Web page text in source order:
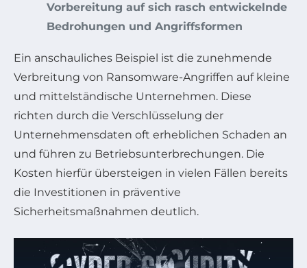
Vorbereitung auf sich rasch entwickelnde
Bedrohungen und Angriffsformen
Ein anschauliches Beispiel ist die zunehmende
Verbreitung von Ransomware-Angriffen auf kleine
und mittelständische Unternehmen. Diese
richten durch die Verschlüsselung der
Unternehmensdaten oft erheblichen Schaden an
und führen zu Betriebsunterbrechungen. Die
Kosten hierfür übersteigen in vielen Fällen bereits
die Investitionen in präventive
Sicherheitsmaßnahmen deutlich.